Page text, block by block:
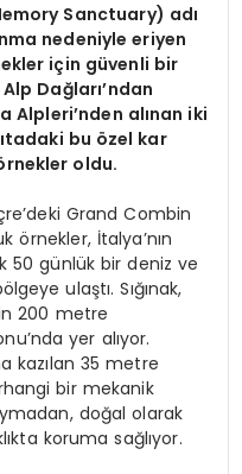
Sanctuary) adı
nedeniyle eriyen
için güvenli bir
Dağları’ndan
Alpleri’nden alınan iki
bu özel kar
oldu.
Grand Combin
örnekler, İtalya’nın
50 günlük bir deniz ve
ulaştı. Sığınak,
200 metre
yer alıyor.
kazılan 35 metre
bir mekanik
doğal olarak
koruma sağlıyor.